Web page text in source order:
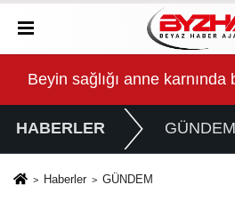
Yolculuk” Yaptı
Beyin sağlığı anne karnında
HABERLER GÜNDEM
Haberler GÜNDEM